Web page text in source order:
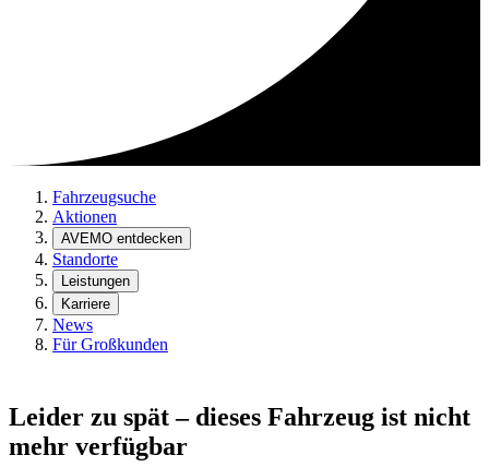
Fahrzeugsuche
Aktionen
AVEMO entdecken
Standorte
Leistungen
Karriere
News
Für Großkunden
Leider zu spät – dieses Fahrzeug ist nicht
mehr verfügbar